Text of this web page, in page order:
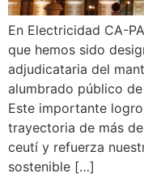
En Electricidad CA-
que hemos sido
adjudicataria del
alumbrado público
Este importante
trayectoria de más
ceutí y refuerza
sostenible […]